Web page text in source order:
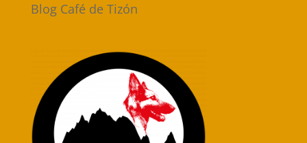
Blog Café de Tizón